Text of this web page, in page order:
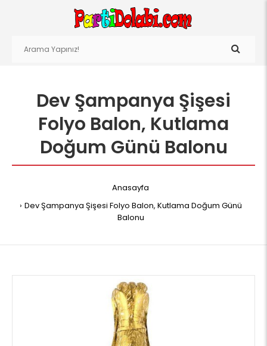
Dev Şampanya Şişesi
Folyo Balon, Kutlama
Doğum Günü Balonu
Anasayfa
Dev Şampanya Şişesi Folyo Balon, Kutlama Doğum Günü
Balonu